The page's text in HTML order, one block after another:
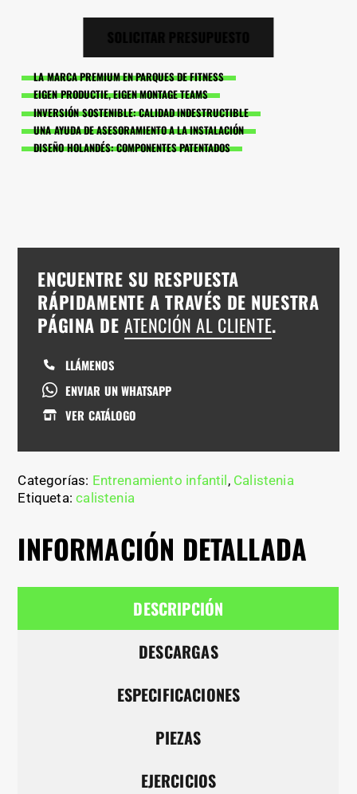
LA MARCA PREMIUM EN PARQUES DE FITNESS
EIGEN PRODUCTIE, EIGEN MONTAGE TEAMS
INVERSIÓN SOSTENIBLE: CALIDAD INDESTRUCTIBLE
UNA AYUDA DE ASESORAMIENTO A LA INSTALACIÓN
DISEÑO HOLANDÉS: COMPONENTES PATENTADOS
ENCUENTRE SU RESPUESTA
RÁPIDAMENTE A TRAVÉS DE NUESTRA
PÁGINA DEATENCIÓN AL CLIENTE.
LLÁMENOS
ENVIAR UN WHATSAPP
VER CATÁLOGO
Categorías: Entrenamiento infantil , Calistenia
Etiqueta:calistenia
INFORMACIÓN DETALLADA
DESCRIPCIÓN
DESCARGAS
ESPECIFICACIONES
PIEZAS
EJERCICIOS